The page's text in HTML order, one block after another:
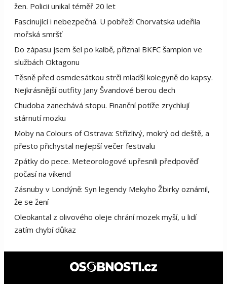
žen. Policii unikal téměř 20 let
Fascinující i nebezpečná. U pobřeží Chorvatska udeřila
mořská smršť
Do zápasu jsem šel po kalbě, přiznal BKFC šampion ve
službách Oktagonu
Těsně před osmdesátkou strčí mladší kolegyně do kapsy.
Nejkrásnější outfity Jany Švandové berou dech
Chudoba zanechává stopu. Finanční potíže zrychlují
stárnutí mozku
Moby na Colours of Ostrava: Střízlivý, mokrý od deště, a
přesto přichystal nejlepší večer festivalu
Zpátky do pece. Meteorologové upřesnili předpověď
počasí na víkend
Zásnuby v Londýně: Syn legendy Mekyho Žbirky oznámil,
že se žení
Oleokantal z olivového oleje chrání mozek myší, u lidí
zatím chybí důkaz